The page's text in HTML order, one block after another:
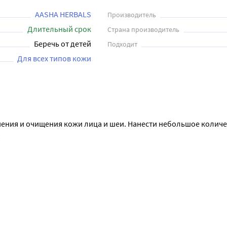
идеальным средством для ухода за вашей кожей. Его
за кожей.
AASHA HERBALS
Производитель
Длительный срок
Страна производитель
Беречь от детей
Подходит
Для всех типов кожи
и очищения кожи лица и шеи. Нанести небольшое